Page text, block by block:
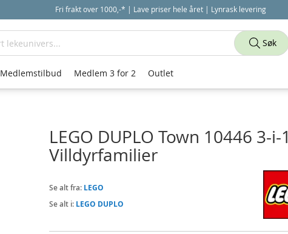
Fri frakt over 1000,-* | Lave priser hele året | Lynrask levering
LEGO DUPLO Town 10446 3-i-1
Villdyrfamilier
Se alt fra: LEGO
Se alt i: LEGO DUPLO
Søk
Medlemstilbud Medlem 3 for 2 Outlet